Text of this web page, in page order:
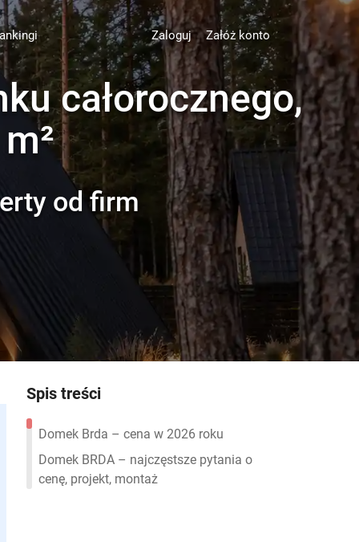
Zaloguj Załóż konto
całorocznego,
od firm
Spis treści
Domek Brda – cena w 2026 roku
Domek BRDA – najczęstsze pytania o
cenę, projekt, montaż